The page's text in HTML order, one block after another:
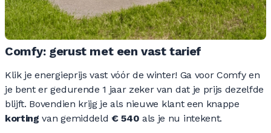
Comfy: gerust met een vast tarief
Klik je energieprijs vast vóór de winter! Ga voor Comfy en
je bent er gedurende 1 jaar zeker van dat je prijs dezelfde
blijft. Bovendien krijg je als nieuwe klant een knappe
korting van gemiddeld € 540 als je nu intekent.